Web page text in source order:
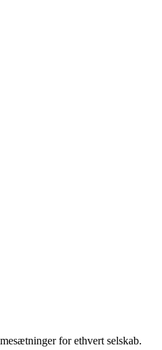
for ethvert selskab.